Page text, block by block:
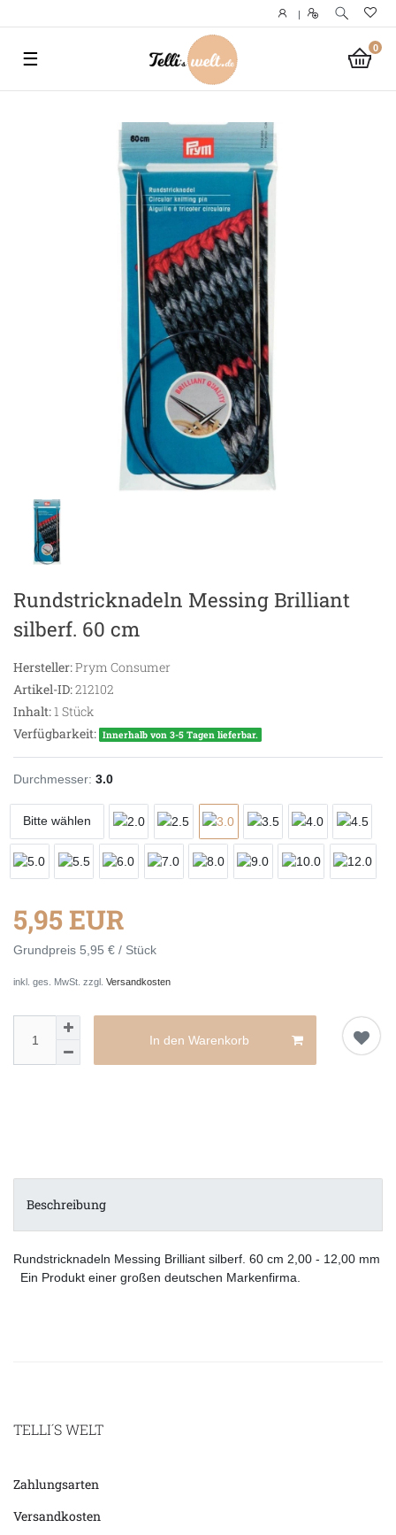
|
0
☰
Rundstricknadeln Messing Brilliant
silberf. 60 cm
Hersteller:Prym Consumer
Artikel-ID:212102
Inhalt:1 Stück
Verfügbarkeit: Innerhalb von 3-5 Tagen lieferbar.
Durchmesser: 3.0
Bitte wählen
5,95 EUR
Grundpreis 5,95 € / Stück
inkl. ges. MwSt. zzgl. Versandkosten
In den Warenkorb
Beschreibung
Rundstricknadeln Messing Brilliant silberf. 60 cm 2,00 - 12,00 mm
Ein Produkt einer großen deutschen Markenfirma.
TELLI´S WELT
Zahlungsarten
Versandkosten